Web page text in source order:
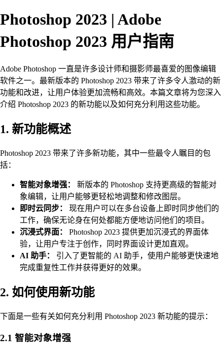
Photoshop 2023 | Adobe
Photoshop 2023 用户指南
Adobe Photoshop 一直是许多设计师和摄影师最喜爱的图像编辑
软件之一。最新版本的 Photoshop 2023 带来了许多令人激动的新
功能和改进，让用户体验更加流畅和高效。本篇文章将为您深入
介绍 Photoshop 2023 的新功能以及如何充分利用这些功能。
1. 新功能概述
Photoshop 2023 带来了许多新功能，其中一些最令人瞩目的包
括：
智能对象增强：
新版本的 Photoshop 支持更高级的智能对
象编辑，让用户能够更轻松地调整和修改图层。
即时云同步：
现在用户可以在多台设备上即时同步他们的
工作，确保无论身在何处都能方便地访问他们的项目。
沉浸式界面：
Photoshop 2023 提供更加沉浸式的界面体
验，让用户专注于创作，同时界面设计更加直观。
AI 助手：
引入了更智能的 AI 助手，使用户能够更快速地
完成重复性工作并获得更好的效果。
2. 如何使用新功能
下面是一些有关如何充分利用 Photoshop 2023 新功能的提示：
2.1 智能对象增强